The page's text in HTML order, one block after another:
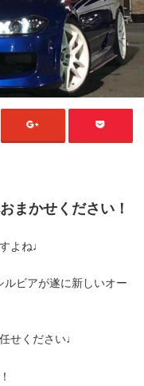
まかせください！
よね♩
ビアが遂に新しいオー
せください♩